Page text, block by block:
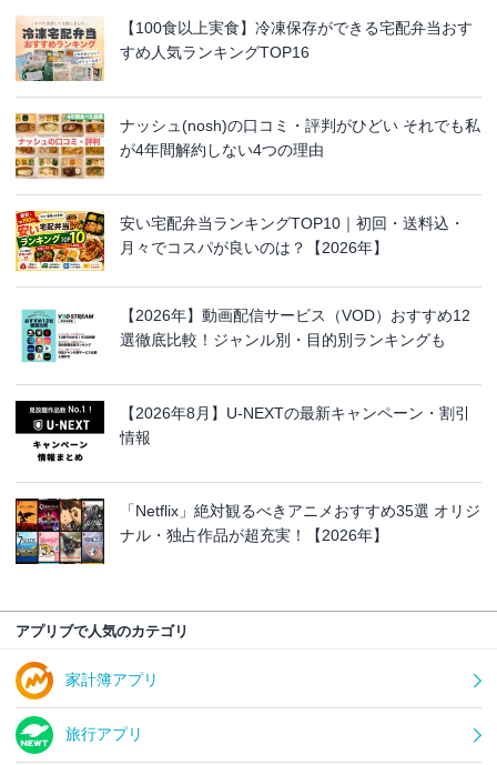
【100食以上実食】冷凍保存ができる宅配弁当おす
すめ人気ランキングTOP16
ナッシュ(nosh)の口コミ・評判がひどい それでも私
が4年間解約しない4つの理由
安い宅配弁当ランキングTOP10｜初回・送料込・
月々でコスパが良いのは？【2026年】
【2026年】動画配信サービス（VOD）おすすめ12
選徹底比較！ジャンル別・目的別ランキングも
【2026年8月】U-NEXTの最新キャンペーン・割引
情報
「Netflix」絶対観るべきアニメおすすめ35選 オリジ
ナル・独占作品が超充実！【2026年】
アプリブで人気のカテゴリ
家計簿アプリ
旅行アプリ